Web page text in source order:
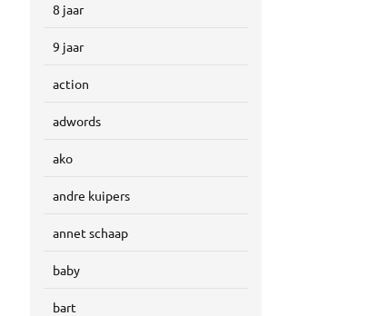
8 jaar
9 jaar
action
adwords
ako
andre kuipers
annet schaap
baby
bart